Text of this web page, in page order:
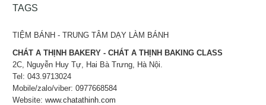
TAGS
TIỆM BÁNH - TRUNG TÂM DẠY LÀM BÁNH
CHÁT A THỊNH BAKERY - CHÁT A THỊNH BAKING CLASS
2C, Nguyễn Huy Tự, Hai Bà Trưng, Hà Nội.
Tel: 043.9713024
Mobile/zalo/viber: 0977668584
Website:www.chatathinh.com